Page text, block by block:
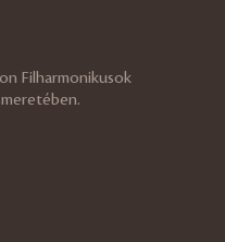
Filharmonikusok